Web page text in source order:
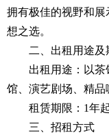
拥有极佳的视野和
想之选。
二、出租用途及
出租用途：以
馆、演艺剧场、精品
租赁期限：1年
三、招租方式